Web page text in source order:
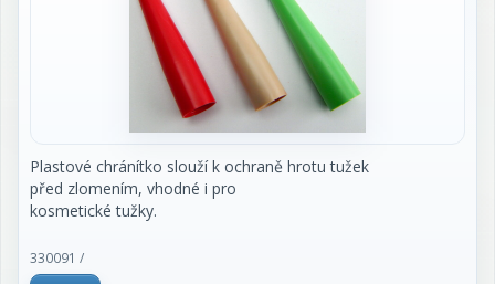
Plastové chránítko slouží k ochraně hrotu tužek
před zlomením, vhodné i pro
kosmetické tužky.
cena za 1 kus
330091 /